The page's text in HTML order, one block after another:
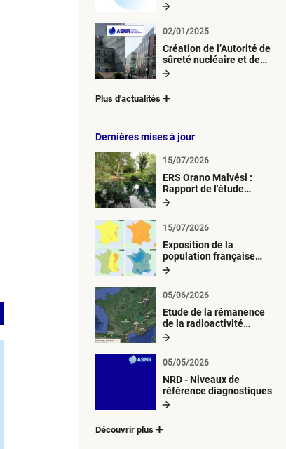
Création de l’Autorité de
sûreté nucléaire et de
radioprotection (ASNR)
02/01/2025
Plus d'actualités
Dernières mises à jour
ERS Orano Malvési :
Rapport de l'étude
radiologique du milieu
15/07/2026
Exposition de la
population française
métropolitaine aux
atmosphériques
radioactives depuis 1945
15/07/2026
Etude de la rémanence
de la radioactivité
d’origine artificielle
05/06/2026
NRD - Niveaux de
référence diagnostiques
05/05/2026
Découvrir plus